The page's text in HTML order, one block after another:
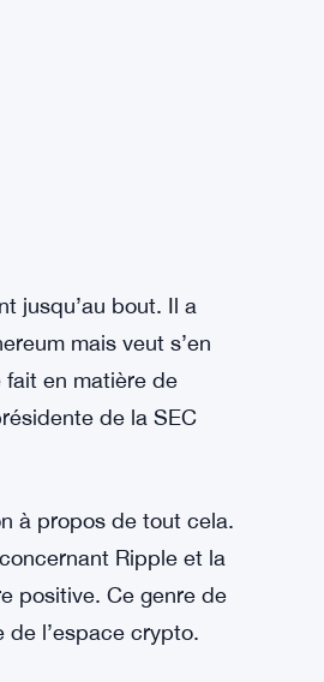
jusqu’au bout. Il a
mais veut s’en
fait en matière de